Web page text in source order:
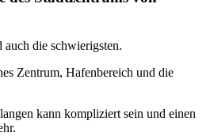
auch die schwierigsten.
Zentrum, Hafenbereich und die
kann kompliziert sein und einen